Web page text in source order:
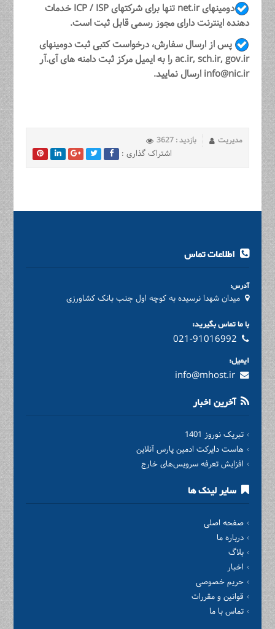
دومینهای net.ir تنها برای شرکتهای ICP / ISP خدمات
دهنده اینترنت دارای مجوز رسمی قابل ثبت است.
پس از ارسال سفارش، درخواست کتبی ثبت دومینهای
ac.ir, sch.ir, gov.ir را به ایمیل مرکز ثبت دامنه های آی.آر
info@nic.ir ارسال نمایید.
مدیریت بازدید : 3627
اشتراک گذاری :
اطلاعات تماس
آدرس:
میدان شهدا نرسیده به کوچه اول جنب بانک کشاورزی
با ما تماس بگیرید:
021-91016992
ایمیل:
info@mhost.ir
آخرین اخبار
تبریک نوروز 1401
هاست دایرکت ادمین پارس آنلاین
افزایش تعرفه سرویس‌های خارج
سایر لینک ها
صفحه اصلی
درباره ما
بلاگ
اخبار
حریم خصوصی
قوانین و مقررات
تماس با ما